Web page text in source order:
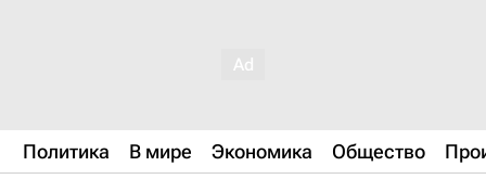
Политика В мире Экономика Общество